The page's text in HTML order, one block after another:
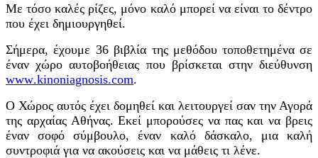
Με τόσο καλές ρίζες, μόνο καλό μπορεί να είναι το δέντρο
που έχει δημιουργηθεί.
Σήμερα, έχουμε 36 βιβλία της μεθόδου τοποθετημένα σε
ένανχώρο αυτοβοήθειας που βρίσκεται στην διεύθυνση
www.kinoniagnosis.com.
Ο Χώρος αυτός έχει δομηθεί και λειτουργεί σαν την Αγορά
της αρχαίας Αθήνας. Εκεί μπορούσες να πας και να βρεις
έναν σοφό σύμβουλο, έναν καλό δάσκαλο, μια καλή
συντροφιά για να ακούσεις και να μάθεις τι λένε.